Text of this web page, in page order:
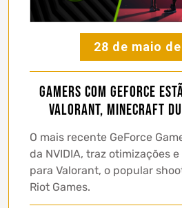
28 de maio
Gamers com GeForce
Valorant, Minecraft
O mais recente GeForce
da NVIDIA, traz otimizações
para Valorant, o popular
Riot Games.